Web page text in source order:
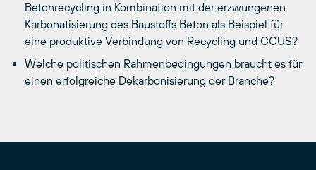
Betonrecycling in Kombination mit der erzwungenen
Karbonatisierung des Baustoffs Beton als Beispiel für
eine produktive Verbindung von Recycling und CCUS?
Welche politischen Rahmenbedingungen braucht es für
einen erfolgreiche Dekarbonisierung der Branche?